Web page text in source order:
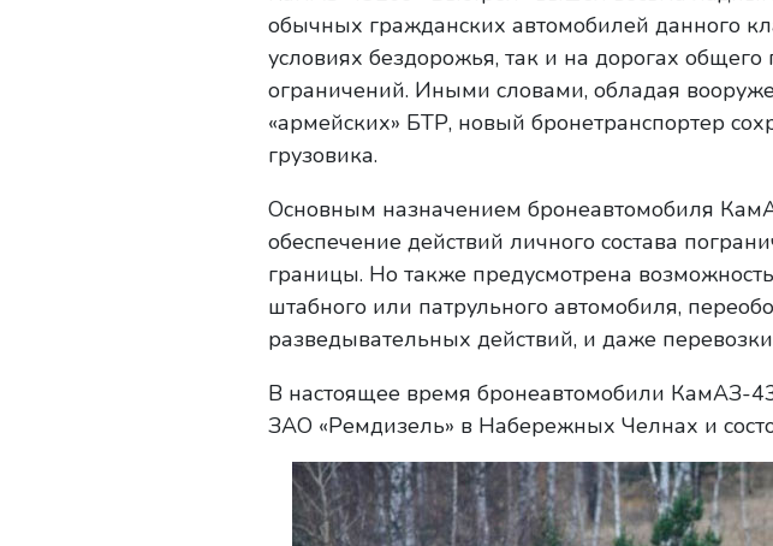
обычных гражданских автомобилей данного
условиях бездорожья, так и на дорогах
ограничений. Иными словами, обладая
«армейских» БТР, новый бронетранспортер
грузовика.
Основным назначением бронеавтомобиля
обеспечение действий личного состава
границы. Но также предусмотрена
штабного или патрульного автомобиля,
разведывательных действий, и даже
В настоящее время бронеавтомобили КамАЗ-
ЗАО «Ремдизель» в Набережных Челнах и